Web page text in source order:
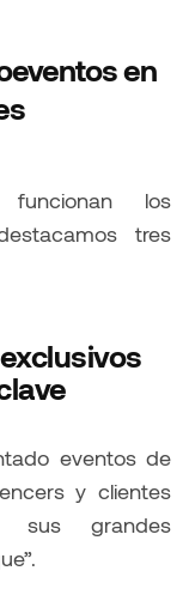
en
los
tres
eventos de
y clientes
sus grandes